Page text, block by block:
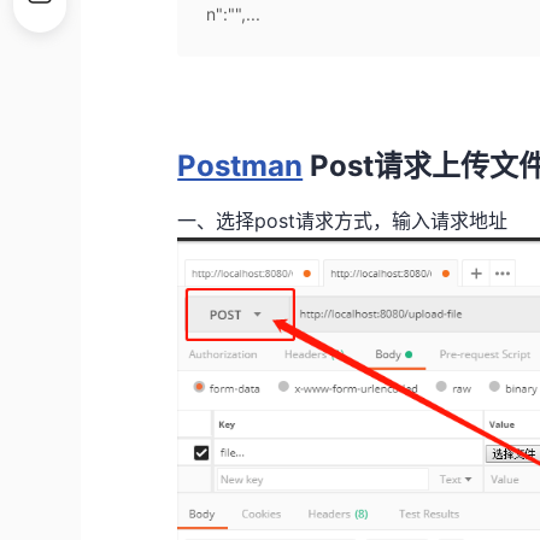
n":"",...
Postman Post请求上传文
一、选择post请求方式，输入请求地址